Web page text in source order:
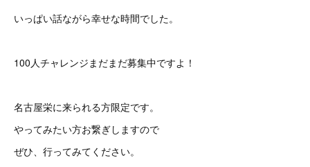
いっぱい話ながら幸せな時間でした。
100人チャレンジまだまだ募集中ですよ！
名古屋栄に来られる方限定です。
やってみたい方お繋ぎしますので
ぜひ、行ってみてください。